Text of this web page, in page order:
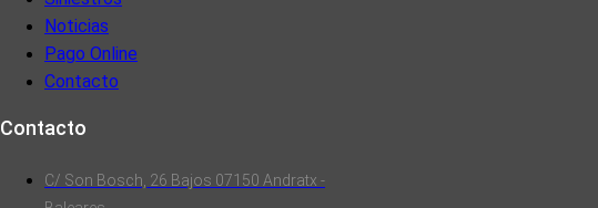
Noticias
Pago Online
Contacto
Contacto
C/ Son Bosch, 26 Bajos 07150 Andratx -